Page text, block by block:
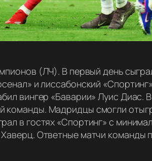
(ЛЧ). В первый день
и лиссабонский
вингер «Баварии» Луис Диас.
команды. Мадридцы смогли
в гостях «Спортинг» с
Ответные матчи команды